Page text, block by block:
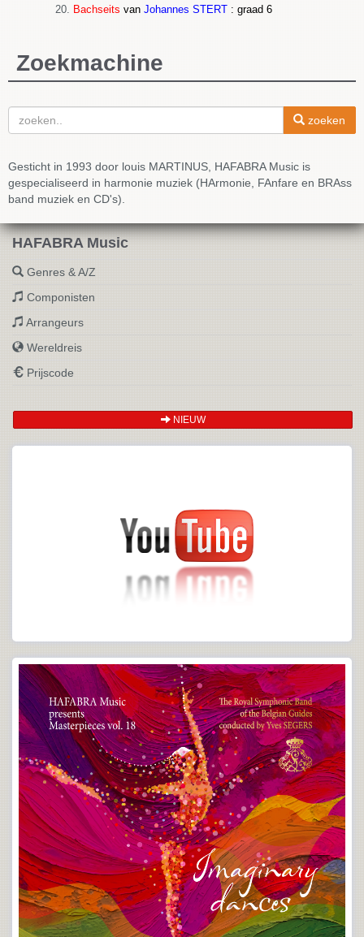
Bachseits van Johannes STERT : graad 6
Zoekmachine
zoeken
Gesticht in 1993 door louis MARTINUS, HAFABRA Music is
gespecialiseerd in harmonie muziek (HArmonie, FAnfare en BRAss
band muziek en CD's).
HAFABRA Music
Genres & A/Z
Componisten
Arrangeurs
Wereldreis
Prijscode
NIEUW